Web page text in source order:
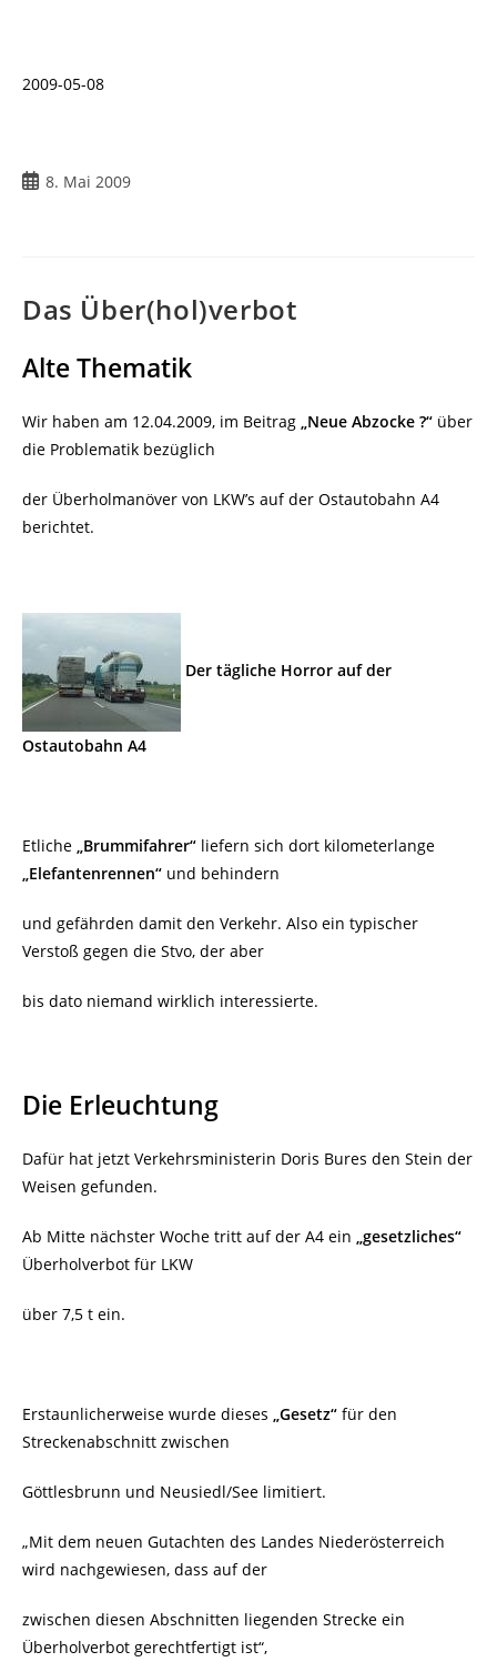
2009-05-08
Beitrag
8. Mai 2009
Das Über(hol)verbot
Alte Thematik
Wir haben am 12.04.2009, im Beitrag „Neue Abzocke ?“ über
die Problematik bezüglich
der Überholmanöver von LKW’s auf der Ostautobahn A4
berichtet.
Der tägliche Horror auf der
Ostautobahn A4
Etliche „Brummifahrer“ liefern sich dort kilometerlange
„Elefantenrennen“ und behindern
und gefährden damit den Verkehr. Also ein typischer
Verstoß gegen die Stvo, der aber
bis dato niemand wirklich interessierte.
Die Erleuchtung
Dafür hat jetzt Verkehrsministerin Doris Bures den Stein der
Weisen gefunden.
Ab Mitte nächster Woche tritt auf der A4 ein „gesetzliches“
Überholverbot für LKW
über 7,5 t ein.
Erstaunlicherweise wurde dieses „Gesetz“ für den
Streckenabschnitt zwischen
Göttlesbrunn und Neusiedl/See limitiert.
„Mit dem neuen Gutachten des Landes Niederösterreich
wird nachgewiesen, dass auf der
zwischen diesen Abschnitten liegenden Strecke ein
Überholverbot gerechtfertigt ist“,